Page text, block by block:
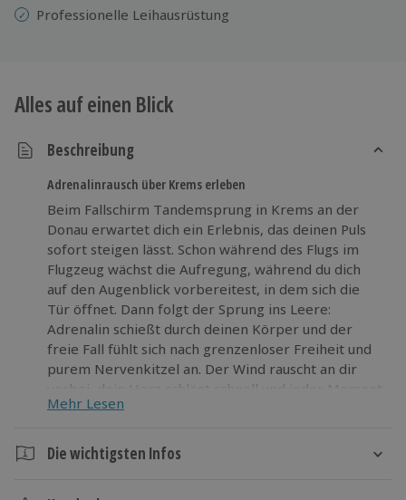
Professionelle Leihausrüstung
Alles auf einen Blick
Beschreibung
Adrenalinrausch über Krems erleben
Beim Fallschirm Tandemsprung in Krems an der
Donau erwartet dich ein Erlebnis, das deinen Puls
sofort steigen lässt. Schon während des Flugs im
Flugzeug wächst die Aufregung, während du dich
auf den Augenblick vorbereitest, in dem sich die
Tür öffnet. Dann folgt der Sprung ins Leere:
Adrenalin schießt durch deinen Körper und der
freie Fall fühlt sich nach grenzenloser Freiheit und
purem Nervenkitzel an. Der Wind rauscht an dir
vorbei, dein Herz schlägt schnell und jeder Moment
ist intensiv und unvergesslich. Sobald sich der
sanft über die beeindruckende Landschaft rund um
Krems an der Donau. Du genießt die Aussicht aus
Mehr Lesen
Die wichtigsten Infos